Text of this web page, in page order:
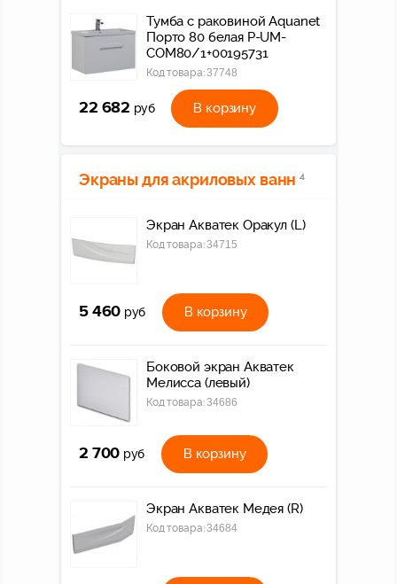
Тумба с раковиной Aquanet
Порто 80 белая P-UM-
COM80/1+00195731
Код товара:37748
22 682 руб В корзину
Экраны для акриловых ванн 4
Экран Акватек Оракул (L)
Код товара:34715
5 460 руб В корзину
Боковой экран Акватек
Мелисса (левый)
Код товара:34686
2 700 руб В корзину
Экран Акватек Медея (R)
Код товара:34684